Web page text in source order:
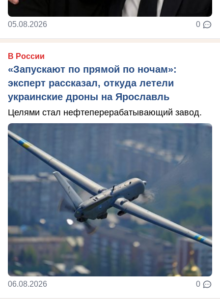
05.08.2026 0
В России
«Запускают по прямой по ночам»:
эксперт рассказал, откуда летели
украинские дроны на Ярославль
Целями стал нефтеперерабатывающий завод.
06.08.2026 0